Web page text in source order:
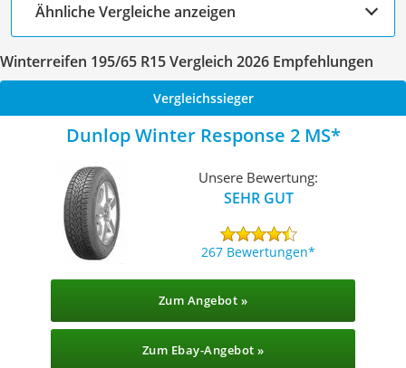
Ähnliche Vergleiche anzeigen
Winterreifen 195/65 R15 Vergleich 2026 Empfehlungen
Vergleichssieger
Dunlop Winter Response 2 MS
Unsere Bewertung:
SEHR GUT
267 Bewertungen
Zum Angebot »
Zum Ebay-Angebot »